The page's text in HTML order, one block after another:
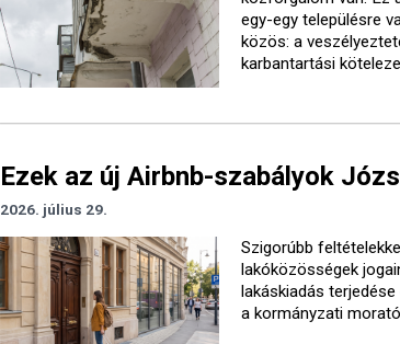
egy-egy településre
közös: a
karbantartási
Ezek az új Airbnb-szabályok
2026. július 29.
Szigorúbb
lakóközösségek
lakáskiadás
a kormányzati